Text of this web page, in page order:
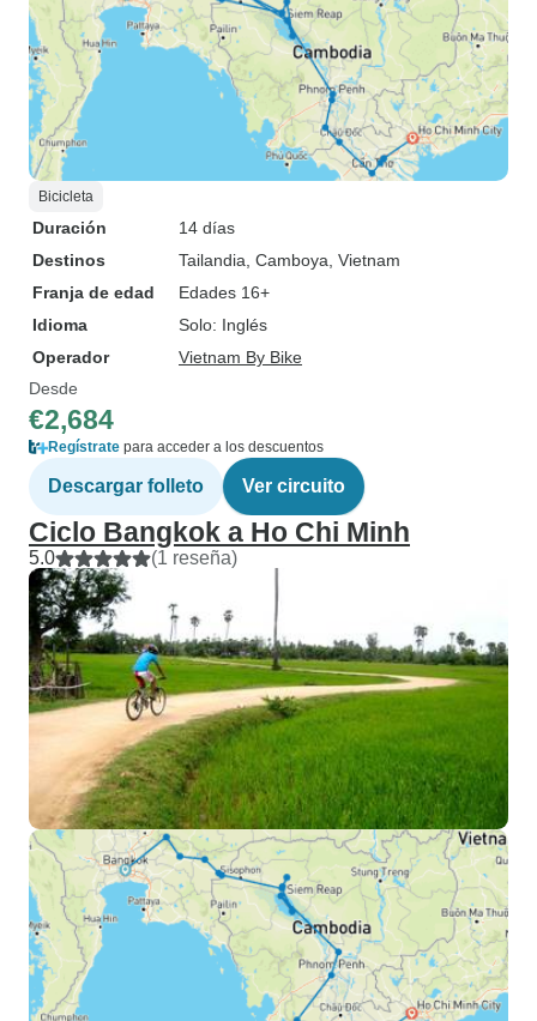
Bicicleta
Duración
14 días
Destinos
Tailandia , Camboya , Vietnam
Franja de edad
Edades 16+
Idioma
Solo: Inglés
Operador
Vietnam By Bike
Desde
€2,684
Regístrate para acceder a los descuentos
Descargar folleto Ver circuito
Ciclo Bangkok a Ho Chi Minh
5.0 (1 reseña)